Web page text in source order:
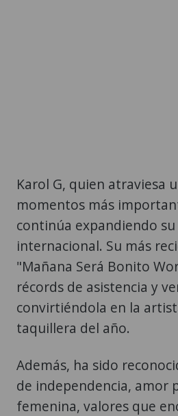
Karol G, quien atraviesa
momentos más
continúa expandiendo su
internacional. Su más
"Mañana Será Bonito
récords de asistencia y
convirtiéndola en la
taquillera del año.
Además, ha sido
de independencia, amor
femenina, valores que